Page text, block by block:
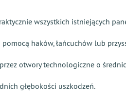
wszystkich istniejących
haków, łańcuchów lub
otwory technologiczne o
głębokości uszkodzeń.